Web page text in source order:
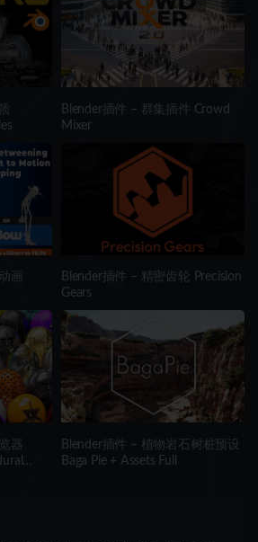
Blender插件 – 群集插件 Crowd
Mixer
画
Blender插件 – 精密齿轮 Precision
Gears
器
Blender插件 – 植物岩石树桩预设
Baga Pie + Assets Full